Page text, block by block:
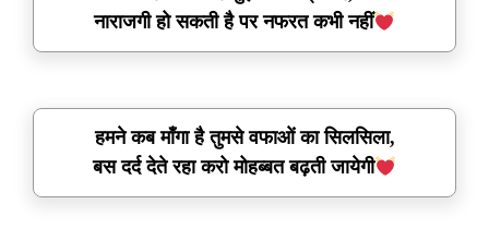
नाराजगी हो सकती है पर नफरत कभी नहीं
हमने कब माँगा है तुमसे वफाओं का सिलसिला,
बस दर्द देते रहा करो मोहब्बत बढ़ती जायेगी